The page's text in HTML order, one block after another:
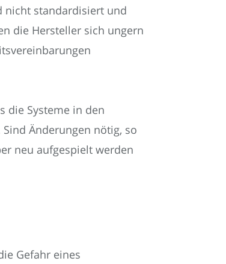
nicht standardisiert und
die Hersteller sich ungern
die Systeme in den
Änderungen nötig, so
neu aufgespielt werden
Gefahr eines